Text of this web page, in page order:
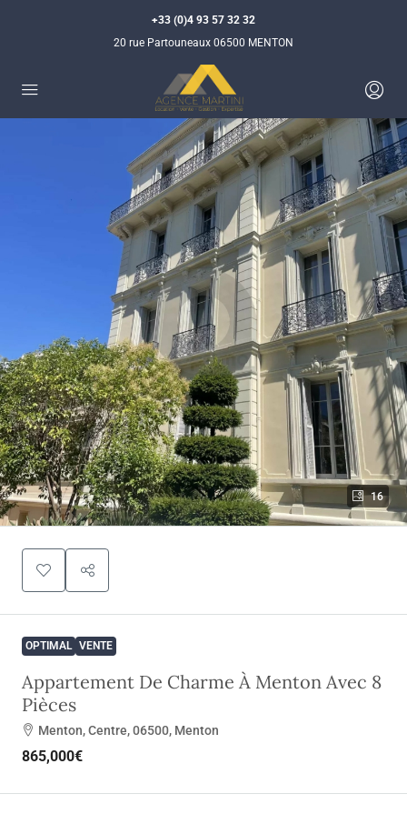
+33 (0)4 93 57 32 32
20 rue Partouneaux 06500 MENTON
16
OPTIMAL VENTE
Appartement De Charme À Menton Avec 8
Pièces
Menton, Centre, 06500, Menton
865,000€